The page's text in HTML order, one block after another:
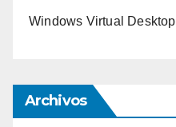
Windows Virtual Desktop
Archivos